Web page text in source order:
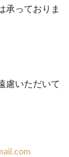
承っておりま
慮いただいて